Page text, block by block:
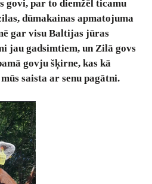
govi, par to diemžēl ticamu
dūmakainas apmatojuma
gar visu Baltijas jūras
jau gadsimtiem, un Zilā govs
govju šķirne, kas kā
saista ar senu pagātni.